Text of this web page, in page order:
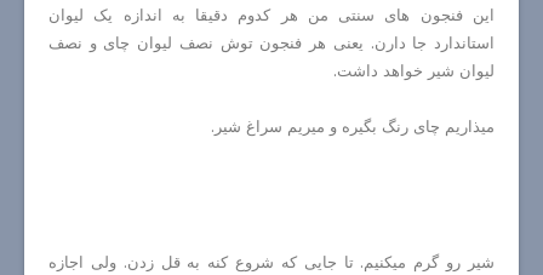
این فنجون های سنتی من هر کدوم دقیقا به اندازه یک لیوان
استاندارد جا دارن. یعنی هر فنجون توش نصف لیوان چای و نصف
لیوان شیر خواهد داشت.
میذاریم چای رنگ بگیره و میریم سراغ شیر.
شیر رو گرم میکنیم. تا جایی که شروع کنه به قل زدن. ولی اجازه